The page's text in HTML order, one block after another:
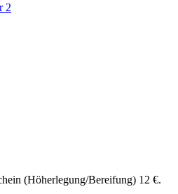
2
(Höherlegung/Bereifung) 12 €.